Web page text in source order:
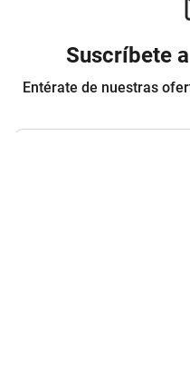
Suscríbete
Entérate de nuestras